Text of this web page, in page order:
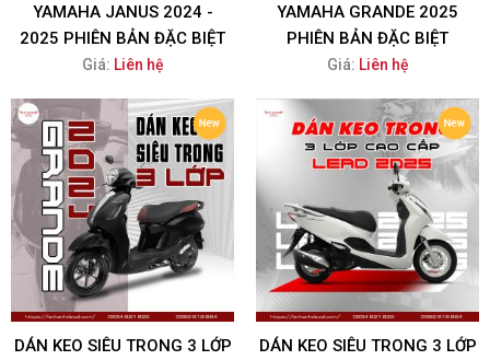
YAMAHA JANUS 2024 -
2025 PHIÊN BẢN ĐẶC BIỆT
Giá: Liên hệ
YAMAHA GRANDE 2025
PHIÊN BẢN ĐẶC BIỆT
Giá: Liên hệ
DÁN KEO SIÊU TRONG 3 LỚP
DÁN KEO SIÊU TRONG 3 LỚP